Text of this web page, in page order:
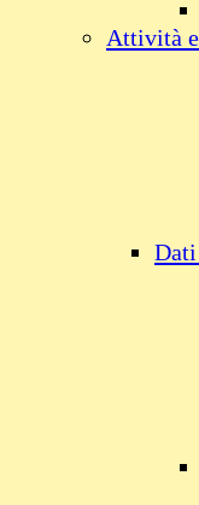
Attività